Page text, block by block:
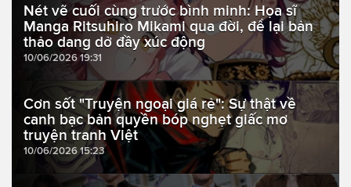
Nét vẽ cuối cùng trước bình minh: Họa sĩ
Manga Ritsuhiro Mikami qua đời, để lại bản
thảo dang dở đầy xúc động
10/06/2026 19:31
Cơn sốt "Truyện ngoại giá rẻ": Sự thật về
canh bạc bản quyền bóp nghẹt giấc mơ
truyện tranh Việt
10/06/2026 15:23